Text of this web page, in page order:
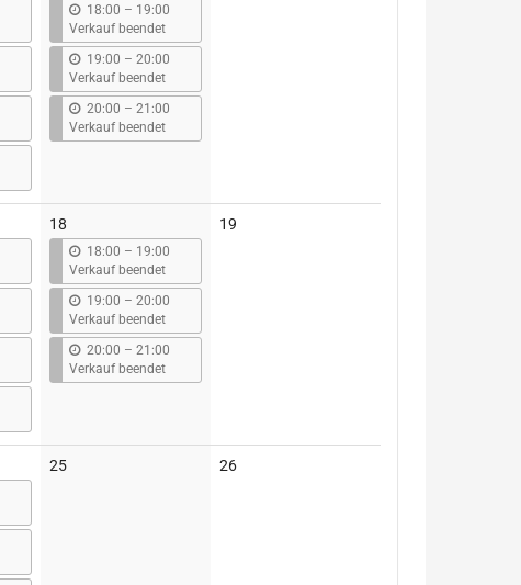
18:00 – b
i
s
19:00
Verkauf beendet
19:00 – b
i
s
20:00
Verkauf beendet
20:00 – b
i
s
21:00
Verkauf beendet
18
18:00 – b
i
s
19:00
Verkauf beendet
19:00 – b
i
s
20:00
Verkauf beendet
20:00 – b
i
s
21:00
Verkauf beendet
19
25Keine
26Keine